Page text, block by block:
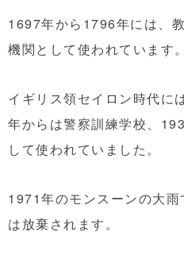
1697年から1796年には、
機関として使われています。
イギリス領セイロン時代に
年からは警察訓練学校、
して使われていました。
1971年のモンスーンの大
は放棄されます。